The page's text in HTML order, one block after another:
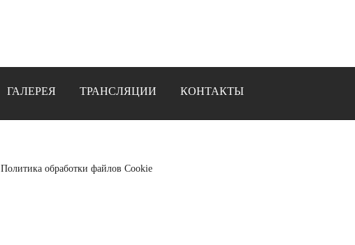
ГАЛЕРЕЯ ТРАНСЛЯЦИИ КОНТАКТЫ
Политика обработки файлов Cookie